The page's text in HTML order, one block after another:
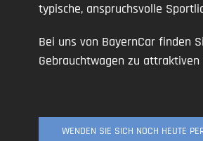
typische, anspruchsvolle
Bei uns von BayernCar finden
Gebrauchtwagen zu attraktiven
WENDEN SIE SICH NOCH HEUTE